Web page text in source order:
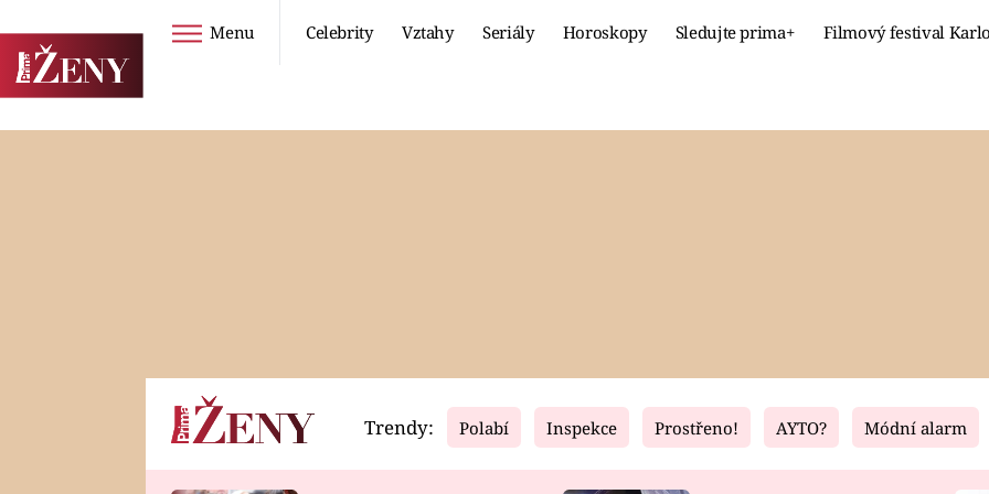
Menu Celebrity Vztahy Seriály Horoskopy Sledujte prima+ Filmový festival
Horoskopy Video Fresh Living
Trendy: Polabí Inspekce Prostřeno! AYTO? Módní alarm